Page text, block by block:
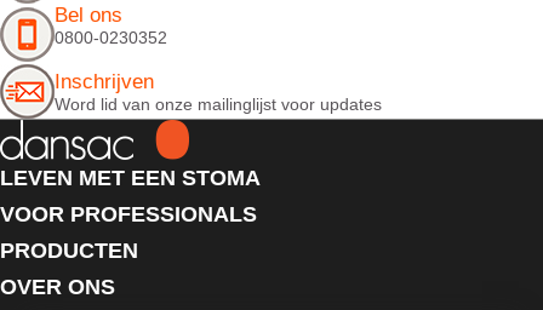
Bel ons
0800-0230352
Inschrijven
Word lid van onze mailinglijst voor updates
LEVEN MET EEN STOMA
VOOR PROFESSIONALS
PRODUCTEN
OVER ONS